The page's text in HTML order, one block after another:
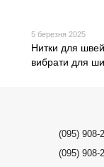
5 березня 2025
Нитки для
вибрати для
(095) 908-
(095) 908-